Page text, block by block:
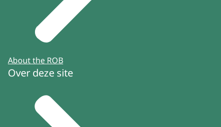
About the ROB
Over deze site